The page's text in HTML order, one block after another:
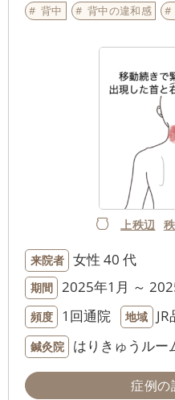
背中 背中の違和感
上秩辺
来院者 女性 40 代
期間 2025年1月 ～
頻度 1回通院 地域
鍼灸院 はりきゅうルー
症例の